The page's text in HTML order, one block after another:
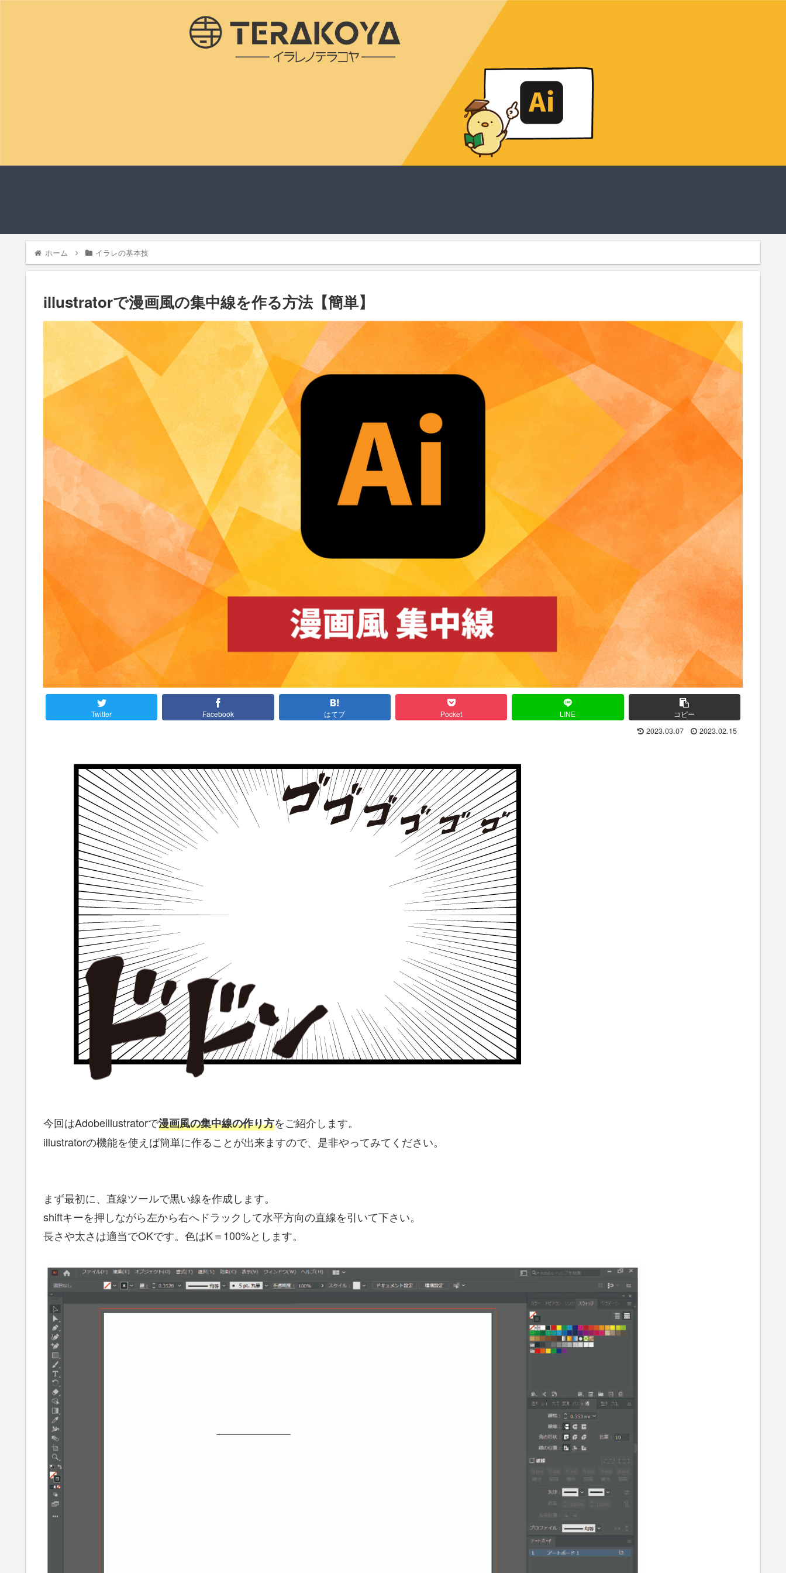
ホーム イラレの基本技
illustratorで漫画風の集中線を作る方法【簡単】
Twitter Facebook はてブ Pocket LINE コピー
2023.03.07 2023.02.15
今回はAdobeillustratorで漫画風の集中線の作り方をご紹介します。
illustratorの機能を使えば簡単に作ることが出来ますので、是非やってみてください。
まず最初に、直線ツールで黒い線を作成します。
shiftキーを押しながら左から右へドラックして水平方向の直線を引いて下さい。
長さや太さは適当でOKです。色はK＝100%とします。